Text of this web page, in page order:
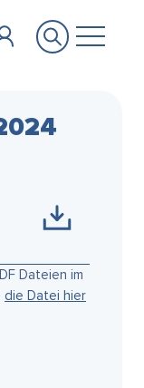
Dateien im
die Datei hier